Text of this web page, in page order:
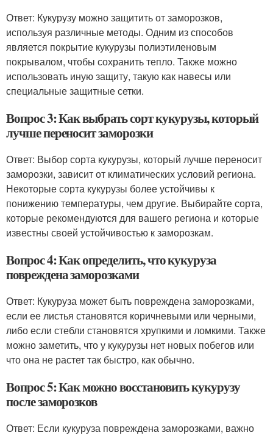
Ответ: Кукурузу можно защитить от заморозков,
используя различные методы. Одним из способов
является покрытие кукурузы полиэтиленовым
покрывалом, чтобы сохранить тепло. Также можно
использовать иную защиту, такую как навесы или
специальные защитные сетки.
Вопрос 3: Как выбрать сорт кукурузы, который
лучше переносит заморозки
Ответ: Выбор сорта кукурузы, который лучше переносит
заморозки, зависит от климатических условий региона.
Некоторые сорта кукурузы более устойчивы к
понижению температуры, чем другие. Выбирайте сорта,
которые рекомендуются для вашего региона и которые
известны своей устойчивостью к заморозкам.
Вопрос 4: Как определить, что кукуруза
повреждена заморозками
Ответ: Кукуруза может быть повреждена заморозками,
если ее листья становятся коричневыми или черными,
либо если стебли становятся хрупкими и ломкими. Также
можно заметить, что у кукурузы нет новых побегов или
что она не растет так быстро, как обычно.
Вопрос 5: Как можно восстановить кукурузу
после заморозков
Ответ: Если кукуруза повреждена заморозками, важно